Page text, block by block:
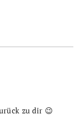
zu dir 😉